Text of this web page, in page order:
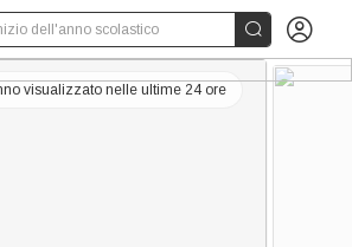
dell'anno scolastico  
visualizzato nelle ultime 24 ore